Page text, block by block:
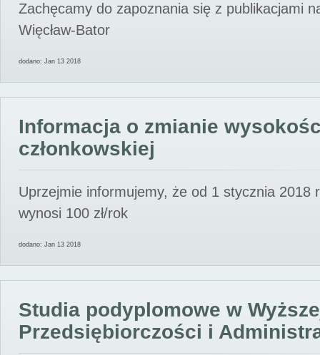
Zachęcamy do zapoznania się z publikacjami
Więcław-Bator
dodano: Jan 13 2018
Informacja o zmianie
członkowskiej
Uprzejmie informujemy, że od 1 stycznia 2018
wynosi 100 zł/rok
dodano: Jan 13 2018
Studia podyplomowe w
Przedsiębiorczości i